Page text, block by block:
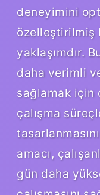
deneyimini
özelleştirilmiş
yaklaşımdır.
daha verimli
sağlamak için
çalışma
amacı,
gün daha